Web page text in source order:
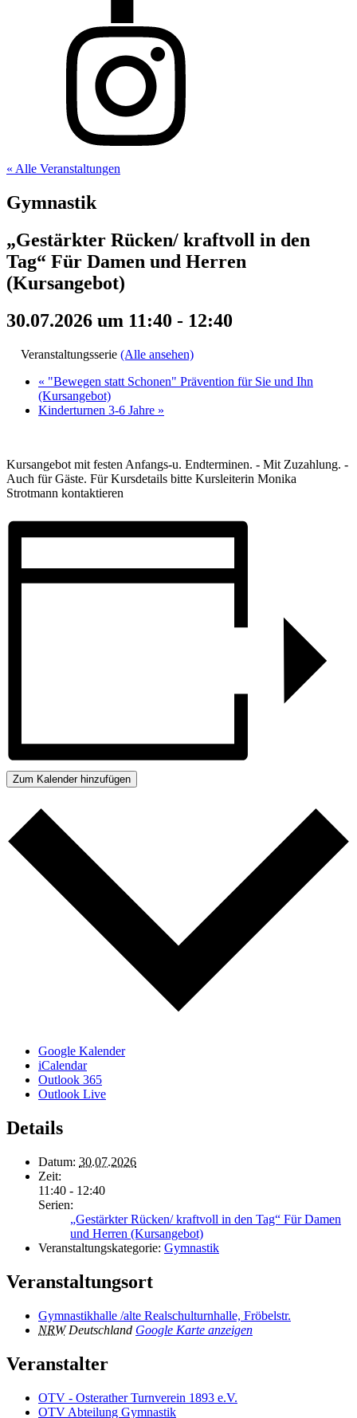
« Alle Veranstaltungen
Gymnastik
„Gestärkter Rücken/ kraftvoll in den
Tag“ Für Damen und Herren
(Kursangebot)
30.07.2026 um 11:40 - 12:40
Veranstaltungsserie (Alle ansehen)
« "Bewegen statt Schonen" Prävention für Sie und Ihn
(Kursangebot)
Kinderturnen 3-6 Jahre »
Kursangebot mit festen Anfangs-u. Endterminen. - Mit Zuzahlung. -
Auch für Gäste. Für Kursdetails bitte Kursleiterin Monika
Strotmann kontaktieren
Zum Kalender hinzufügen
Google Kalender
iCalendar
Outlook 365
Outlook Live
Details
Datum: 30.07.2026
Zeit:
11:40 - 12:40
Serien:
„Gestärkter Rücken/ kraftvoll in den Tag“ Für Damen
und Herren (Kursangebot)
Veranstaltungskategorie: Gymnastik
Veranstaltungsort
Gymnastikhalle /alte Realschulturnhalle, Fröbelstr.
NRW Deutschland Google Karte anzeigen
Veranstalter
OTV - Osterather Turnverein 1893 e.V.
OTV Abteilung Gymnastik